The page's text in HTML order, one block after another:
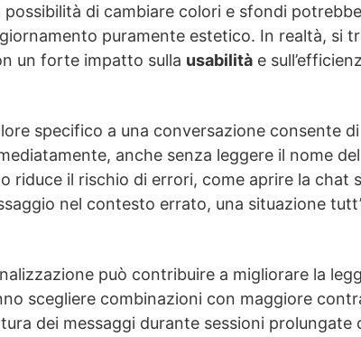
possibilità di cambiare colori e sfondi potrebbe
puramente estetico. In realtà, si
un forte impatto sulla usabilità e
specifico a una conversazione consente di
anche senza leggere il nome del
riduce il rischio di errori, come aprire la chat
nel contesto errato, una situazione
può contribuire a migliorare la
scegliere combinazioni con maggiore
dei messaggi durante sessioni prolungate